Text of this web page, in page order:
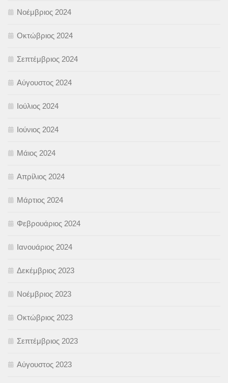
Νοέμβριος 2024
Οκτώβριος 2024
Σεπτέμβριος 2024
Αύγουστος 2024
Ιούλιος 2024
Ιούνιος 2024
Μάιος 2024
Απρίλιος 2024
Μάρτιος 2024
Φεβρουάριος 2024
Ιανουάριος 2024
Δεκέμβριος 2023
Νοέμβριος 2023
Οκτώβριος 2023
Σεπτέμβριος 2023
Αύγουστος 2023